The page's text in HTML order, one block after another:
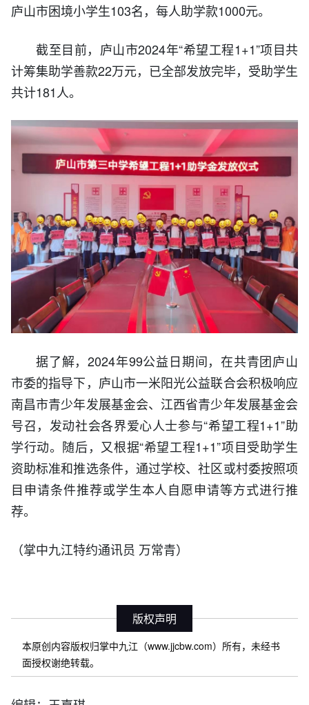
庐山市困境小学生103名，每人助学款1000元。
截至目前，庐山市2024年“希望工程1+1”项目共
计筹集助学善款22万元，已全部发放完毕，受助学生
共计181人。
据了解，2024年99公益日期间，在共青团庐山
市委的指导下，庐山市一米阳光公益联合会积极响应
南昌市青少年发展基金会、江西省青少年发展基金会
号召，发动社会各界爱心人士参与“希望工程1+1”助
学行动。随后，又根据“希望工程1+1”项目受助学生
资助标准和推选条件，通过学校、社区或村委按照项
目申请条件推荐或学生本人自愿申请等方式进行推
荐。
（掌中九江特约通讯员 万常青）
版权声明
本原创内容版权归掌中九江（www.jjcbw.com）所有，未经书
面授权谢绝转载。